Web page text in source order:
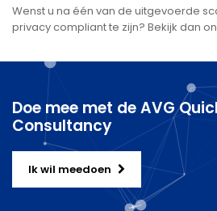
Wenst u na één van de uitgevoerde
privacy compliant te zijn? Bekijk dan
Doe mee met de AVG
Consultancy
Ik wil meedoen